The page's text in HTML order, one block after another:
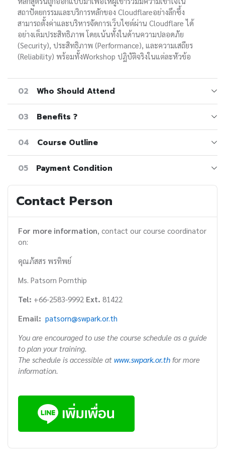
สถาปัตยกรรมและบริการหลักของ Cloudflareอย่างลึกซึ้ง
สามารถตั้งค่าและบริหารจัดการเว็บไซต์ผ่าน Cloudflare ได้
อย่างเต็มประสิทธิภาพ โดยเน้นทั้งในด้านความปลอดภัย
(Security), ประสิทธิภาพ (Performance), และความเสถียร
(Reliability) พร้อมทั้งWorkshop ปฏิบัติจริงในแต่ละหัวข้อ
02 Who Should Attend
03 Benefits ?
04 Course Outline
05 Payment Condition
Contact Person
For more information, contact our course coordinator
on:
คุณภัสสร พรทิพย์
Ms. Patsorn Pornthip
Tel: +66-2583-9992 Ext. 81422
Email: patsorn@swpark.or.th
You are encouraged to use the course schedule as a guide
to plan your training.
The schedule is accessible at www.swpark.or.th for more
information.